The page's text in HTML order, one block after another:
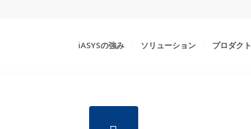
iASYSの強み ソリューション プロダクト